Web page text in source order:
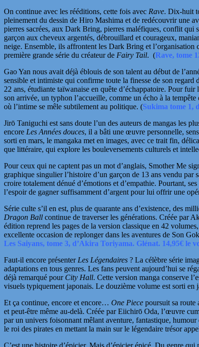
On continue avec les rééditions, cette fois avec Rave. Dix-huit
pleinement du dessin de Hiro Mashima et de redécouvrir une
pierres sacrées, aux Dark Bring, pierres maléfiques, conflit qui
garçon aux cheveux argentés, débrouillard et courageux,
neige. Ensemble, ils affrontent les Dark Bring et l’organisation
première grande série du créateur de Fairy Tail. (Rave, tome
Gao Yan nous avait déjà éblouis de son talent au début de
sensible et intimiste qui confirme toute la finesse de son regard
22 ans, étudiante taïwanaise en quête d’échappatoire. Pour
son arrivée, un typhon l’accueille, comme un écho à la
où l’intime se mêle subtilement au politique. (Sukima tome 1,
Jirō Taniguchi est sans doute l’un des auteurs de mangas les
encore Les Années douces, il a bâti une œuvre personnelle,
sorti en mars, le mangaka met en images, avec ce trait fin,
que littéraire, qui explore les bouleversements culturels et
Pour ceux qui ne captent pas un mot d’anglais, Smother Me
graphique singulier l’histoire d’un garçon de 13 ans vendu
croire totalement dénué d’émotions et d’empathie. Pourtant,
l’espoir de gagner suffisamment d’argent pour lui offrir une
Série culte s’il en est, plus de quarante ans d’existence, des
Dragon Ball continue de traverser les générations. Créée par
édition reprend les pages de la version classique en 42
excellente occasion de replonger dans les aventures de Son
Les Saiyans, tome 3, d’Akira Toriyama. Glénat. 14,95€ le
Faut-il encore présenter Les Légendaires ? La célèbre série
adaptations en tous genres. Les fans peuvent aujourd’hui se
déjà remarqué pour City Hall. Cette version manga conserve
visuels typiquement japonais. Le douzième volume est sorti en
Et ça continue, encore et encore… One Piece poursuit sa route
et peut-être même au-delà. Créée parEiichirō Oda, l’œuvre
par un univers foisonnant mêlant aventure, fantastique, humour
le roi des pirates en mettant la main sur le légendaire trésor